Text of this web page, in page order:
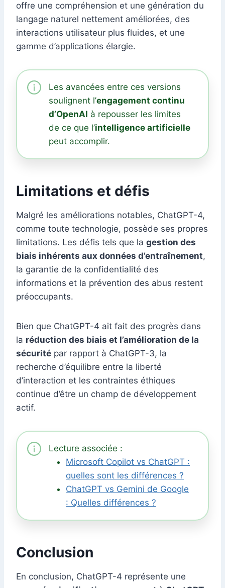
offre une compréhension et une génération du
langage naturel nettement améliorées, des
interactions utilisateur plus fluides, et une
gamme d’applications élargie.
Les avancées entre ces versions
soulignent l’engagement continu
d’OpenAI à repousser les limites
de ce que l’intelligence artificielle
peut accomplir.
Limitations et défis
Malgré les améliorations notables, ChatGPT-4,
comme toute technologie, possède ses propres
limitations. Les défis tels que la gestion des
biais inhérents aux données d’entraînement,
la garantie de la confidentialité des
informations et la prévention des abus restent
préoccupants.
Bien que ChatGPT-4 ait fait des progrès dans
la réduction des biais et l’amélioration de la
sécurité par rapport à ChatGPT-3, la
recherche d’équilibre entre la liberté
d’interaction et les contraintes éthiques
continue d’être un champ de développement
actif.
Lecture associée :
Microsoft Copilot vs ChatGPT :
quelles sont les différences ?
ChatGPT vs Gemini de Google
: Quelles différences ?
Conclusion
En conclusion, ChatGPT-4 représente une